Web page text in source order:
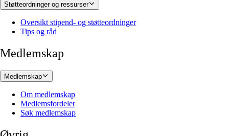
Støtteordninger og ressurser
Oversikt stipend- og støtteordninger
Tips og råd
Medlemskap
Medlemskap
Om medlemskap
Medlemsfordeler
Søk medlemskap